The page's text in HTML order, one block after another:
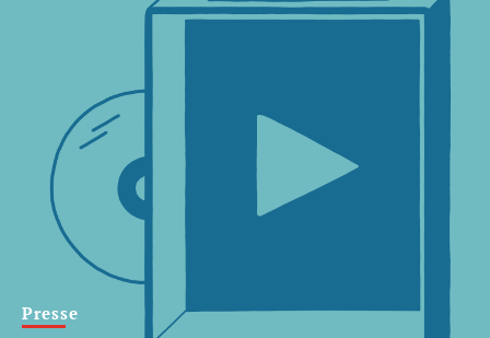
Presse